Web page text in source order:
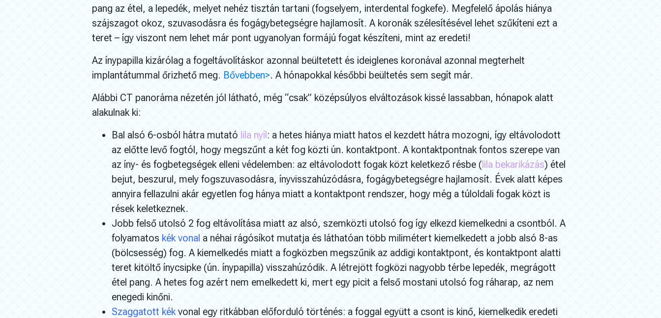
pang az étel, a lepedék, melyet nehéz tisztán tartani (fogselyem, interdental fogkefe). Megfelelő ápolás hiánya
szájszagot okoz, szuvasodásra és fogágybetegségre hajlamosít. A koronák szélesítésével lehet szűkíteni ezt a
teret – így viszont nem lehet már pont ugyanolyan formájú fogat készíteni, mint az eredeti!
Az ínypapilla kizárólag a fogeltávolításkor azonnal beültetett és ideiglenes koronával azonnal megterhelt
implantátummal őrizhető meg. Bővebben>. A hónapokkal későbbi beültetés sem segít már.
Alábbi CT panoráma nézetén jól látható, még “csak” középsúlyos elváltozások kissé lassabban, hónapok alatt
alakulnak ki:
Bal alsó 6-osból hátra mutató lila nyíl: a hetes hiánya miatt hatos el kezdett hátra mozogni, így eltávolodott
az előtte levő fogtól, hogy megszűnt a két fog közti ún. kontaktpont. A kontaktpontnak fontos szerepe van
az íny- és fogbetegségek elleni védelemben: az eltávolodott fogak közt keletkező résbe (lila bekarikázás) étel
bejut, beszurul, mely fogszuvasodásra, ínyvisszahúzódásra, fogágybetegségre hajlamosít. Évek alatt képes
annyira fellazulni akár egyetlen fog hánya miatt a kontaktpont rendszer, hogy még a túloldali fogak közt is
rések keletkeznek.
Jobb felső utolsó 2 fog eltávolítása miatt az alsó, szemközti utolsó fog így elkezd kiemelkedni a csontból. A
folyamatos kék vonal a néhai rágósíkot mutatja és láthatóan több milimétert kiemelkedett a jobb alsó 8-as
(bölcsesség) fog. A kiemelkedés miatt a fogközben megszűnik az addigi kontaktpont, és kontaktpont alatti
teret kitöltő ínycsipke (ún. ínypapilla) visszahúzódik. A létrejött fogközi nagyobb térbe lepedék, megrágott
étel pang. A hetes fog azért nem emelkedett ki, mert egy picit a felső mostani utolsó fog ráharap, az nem
enegedi kinőni.
Szaggatott kékvonal egy ritkábban előforduló történés: a foggal együtt a csont is kinő, kiemelkedik eredeti